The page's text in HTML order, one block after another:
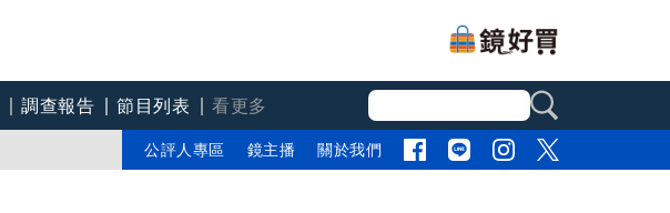
調查報告 節目列表
看更多
公評人專區 鏡主播 關於我們